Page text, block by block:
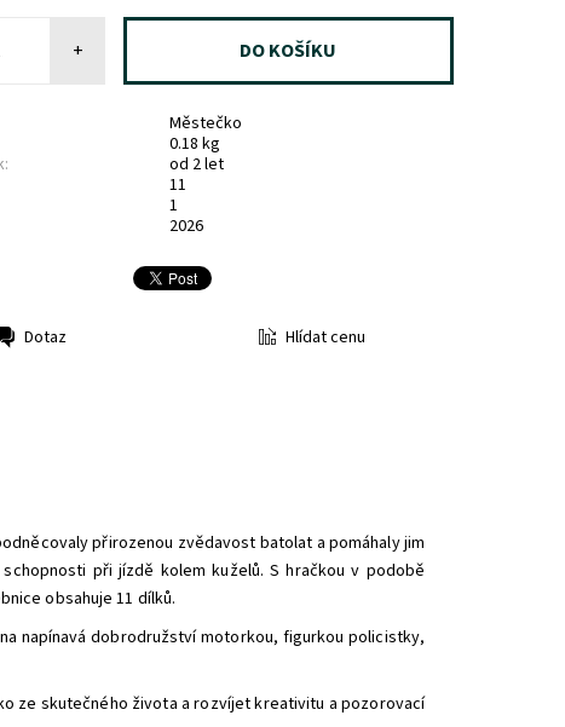
+
Městečko
0.18 kg
od 2 let
11
1
2026
Dotaz Hlídat cenu
přirozenou zvědavost batolat a pomáhaly jim
při jízdě kolem kuželů. S hračkou v podobě
obsahuje 11 dílků.
na napínavá dobrodružství motorkou, figurkou policistky,
ze skutečného života a rozvíjet kreativitu a pozorovací